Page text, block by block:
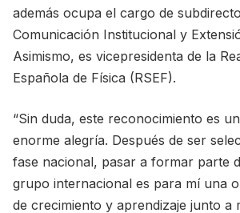
además ocupa el cargo de
Comunicación Institucional y
Asimismo, es vicepresidenta de la
Española de Física (RSEF).
“Sin duda, este reconocimiento es
enorme alegría. Después de ser
fase nacional, pasar a formar parte
grupo internacional es para mí una
de crecimiento y aprendizaje junto a